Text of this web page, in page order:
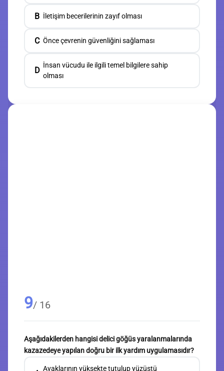
B İletişim becerilerinin zayıf olması
C Önce çevrenin güvenliğini sağlaması
D
İnsan vücudu ile ilgili temel bilgilere sahip
olması
9/ 16
Aşağıdakilerden hangisi delici göğüs yaralanmalarında
kazazedeye yapılan doğru bir ilk yardım uygulamasıdır?
Ayaklarının yüksekte tutulup yüzüstü